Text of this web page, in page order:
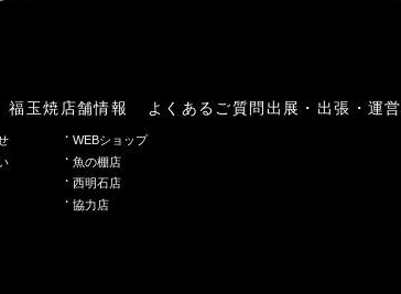
福玉焼 店舗情報
WEBショップ
魚の棚店
西明石店
協力店
よくあるご質問 出展・出張・運営